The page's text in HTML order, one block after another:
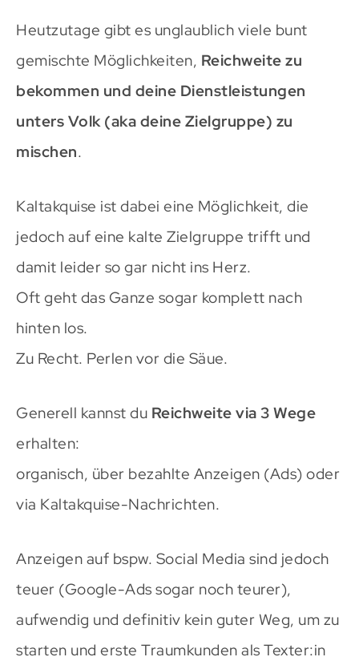
Heutzutage gibt es unglaublich viele bunt
gemischte Möglichkeiten, Reichweite zu
bekommen und deine Dienstleistungen
unters Volk (aka deine Zielgruppe) zu
mischen.
Kaltakquise ist dabei eine Möglichkeit, die
jedoch auf eine kalte Zielgruppe trifft und
damit leider so gar nicht ins Herz.
Oft geht das Ganze sogar komplett nach
hinten los.
Zu Recht. Perlen vor die Säue.
Generell kannst du Reichweite via 3 Wege
erhalten:
organisch, über bezahlte Anzeigen (Ads) oder
via Kaltakquise-Nachrichten.
Anzeigen auf bspw. Social Media sind jedoch
teuer (Google-Ads sogar noch teurer),
aufwendig und definitiv kein guter Weg, um zu
starten und erste Traumkunden als Texter:in